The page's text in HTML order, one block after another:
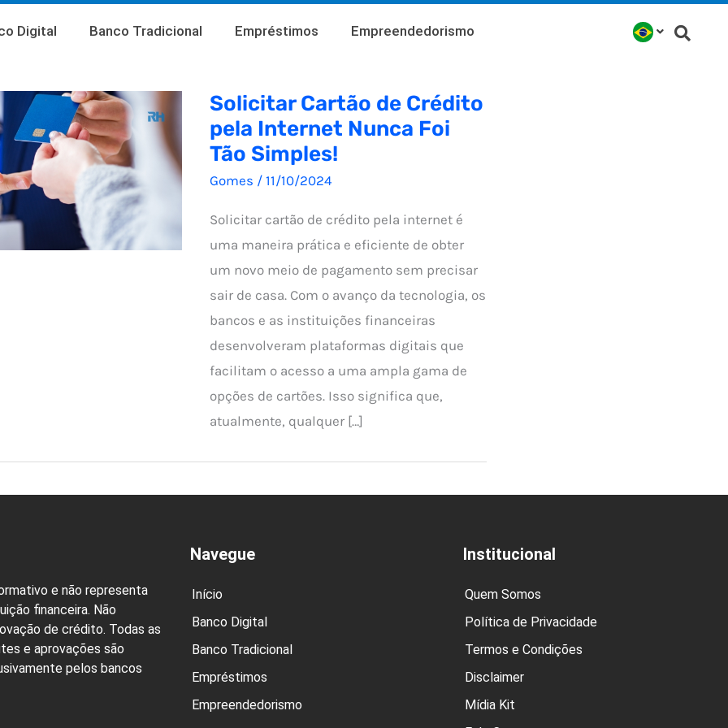
Digital Banco Tradicional Empréstimos Empreendedorismo
Solicitar Cartão de Crédito
pela Internet Nunca Foi
Tão Simples!
Gomes / 11/10/2024
Solicitar cartão de crédito pela internet é
uma maneira prática e eficiente de obter
um novo meio de pagamento sem precisar
sair de casa. Com o avanço da tecnologia, os
bancos e as instituições financeiras
desenvolveram plataformas digitais que
facilitam o acesso a uma ampla gama de
opções de cartões. Isso significa que,
atualmente, qualquer […]
e não representa
financeira. Não
de crédito. Todas as
e aprovações são
pelos bancos
Navegue
Início
Banco Digital
Banco Tradicional
Empréstimos
Empreendedorismo
Institucional
Quem Somos
Política de Privacidade
Termos e Condições
Disclaimer
Mídia Kit